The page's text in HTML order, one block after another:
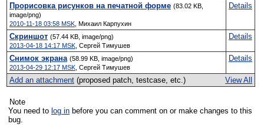
Прорисовка рисунков на печатной форме (83.02 KB,
image/png)
2010-11-18 03:58 MSK, Михаил Карпухин
Details
Скриншот (57.44 KB, image/png)
2013-04-18 14:17 MSK, Сергей Тимушев
Details
Снимок экрана (58.99 KB, image/png)
2013-04-29 12:17 MSK, Сергей Тимушев
Details
View All
Add an attachment(proposed patch, testcase, etc.)
Note
You need to log in
bug.